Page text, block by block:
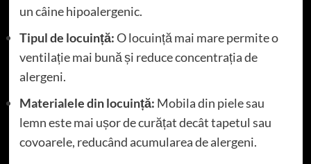
un câine hipoalergenic.
Tipul de locuință:O locuință mai mare permite o
ventilație mai bună și reduce concentrația de
alergeni.
Materialele din locuință: Mobila din piele sau
lemn este mai ușor de curățat decât tapetul sau
covoarele, reducând acumularea de alergeni.